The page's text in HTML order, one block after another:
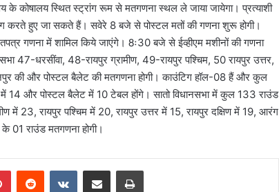
के कोषालय स्थित स्ट्रांग रूम से मतगणना स्थल ले जाया जायेगा। प्रत्याशी
करते हुए जा सकते हैं। सवेरे 8 बजे से पोस्टल मतों की गणना शुरू होगी।
गणना में शामिल किये जाएंगे। 8ः30 बजे से ईव्हीएम मशीनों की गणना
47-धरसींवा, 48-रायपुर ग्रामीण, 49-रायपुर पश्चिम, 50 रायपुर उत्तर,
की और पोस्टल बैलेट की मतगणना होगी। काउंटिग हॉल-08 हैं और कुल
14 और पोस्टल बैलेट में 10 टेबल होंगे। सातो विधानसभा में कुल 133 राउंड
में 23, रायपुर पश्चिम में 20, रायपुर उत्तर में 15, रायपुर दक्षिण में 19, आरंग
राउंड मतगणना होगी।
PinterestReddit VKontakteShare via Email Print